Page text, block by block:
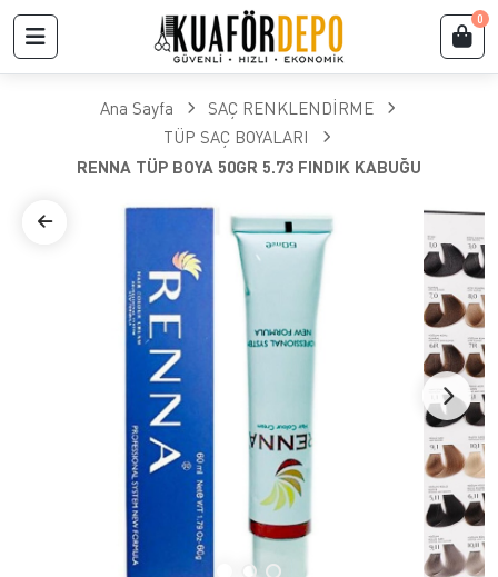
0
Ana Sayfa
SAÇ RENKLENDİRME
TÜP SAÇ BOYALARI
RENNA TÜP BOYA 50GR 5.73 FINDIK KABUĞU